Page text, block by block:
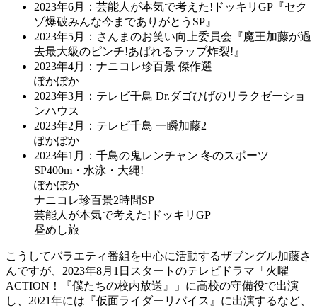
2023年6月：芸能人が本気で考えた!ドッキリGP『セク
ゾ爆破みんな今までありがとうSP』
2023年5月：さんまのお笑い向上委員会『魔王加藤が過
去最大級のピンチ!あばれるラップ炸裂!』
2023年4月：ナニコレ珍百景 傑作選
ぽかぽか
2023年3月：テレビ千鳥 Dr.ダゴひげのリラクゼーショ
ンハウス
2023年2月：テレビ千鳥 一瞬加藤2
ぽかぽか
2023年1月：千鳥の鬼レンチャン 冬のスポーツ
SP400m・水泳・大縄!
ぽかぽか
ナニコレ珍百景2時間SP
芸能人が本気で考えた!ドッキリGP
昼めし旅
こうしてバラエティ番組を中心に活動するザブングル加藤さ
んですが、2023年8月1日スタートのテレビドラマ「火曜
ACTION！『僕たちの校内放送』」に高校の守備役で出演
し、2021年には『仮面ライダーリバイス』に出演するなど、